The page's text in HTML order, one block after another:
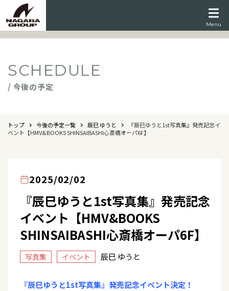
Menu
SCHEDULE
/ 今後の予定
トップ 今後の予定一覧 辰巳 ゆうと
『辰巳ゆうと1st写真集』発売記念イ
ベント【HMV&BOOKS SHINSAIBASHI心斎橋オーパ6F】
2025/02/02
『辰巳ゆうと1st写真集』発売記念
イベント【HMV&BOOKS
SHINSAIBASHI心斎橋オーパ6F】
写真集 イベント 辰巳 ゆうと
『辰巳ゆうと1st写真集』発売記念イベント決定！